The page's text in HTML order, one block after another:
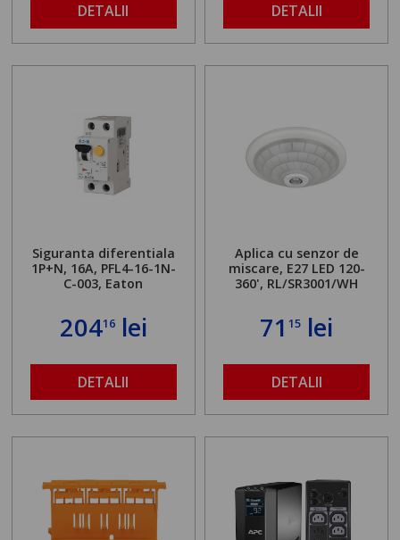
DETALII DETALII
Siguranta diferentiala
1P+N, 16A, PFL4-16-1N-
C-003, Eaton
20416lei
DETALII
Aplica cu senzor de
miscare, E27 LED 120-
360', RL/SR3001/WH
7115 lei
DETALII